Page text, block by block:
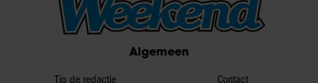
Algemeen
Tip de redactie
Contact